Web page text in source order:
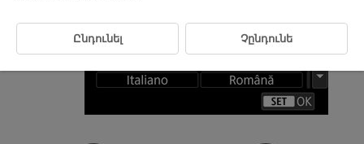
Ընդունել Չընդունե